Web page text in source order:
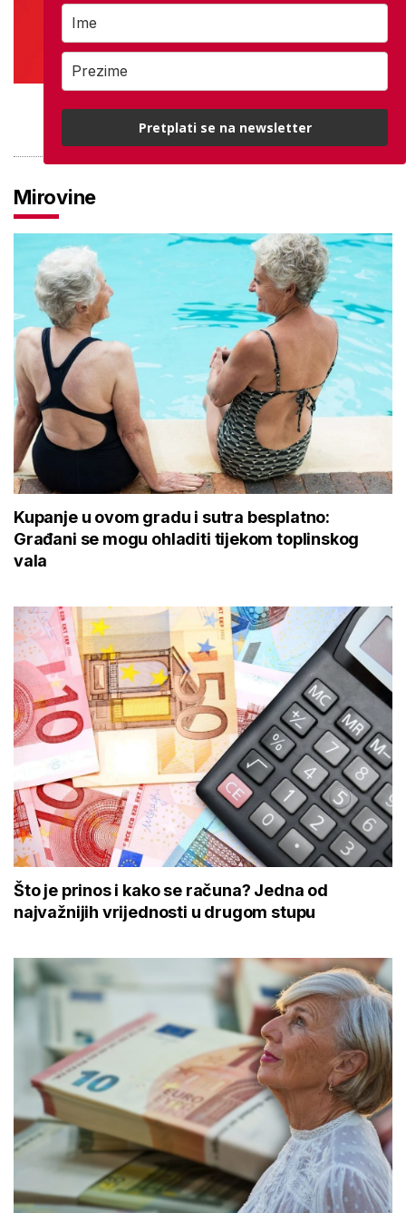
PROVJERITE PONUDU
Mirovine
Kupanje u ovom gradu i sutra besplatno:
Građani se mogu ohladiti tijekom toplinskog
vala
Što je prinos i kako se računa? Jedna od
najvažnijih vrijednosti u drugom stupu
Pretplati se na newsletter